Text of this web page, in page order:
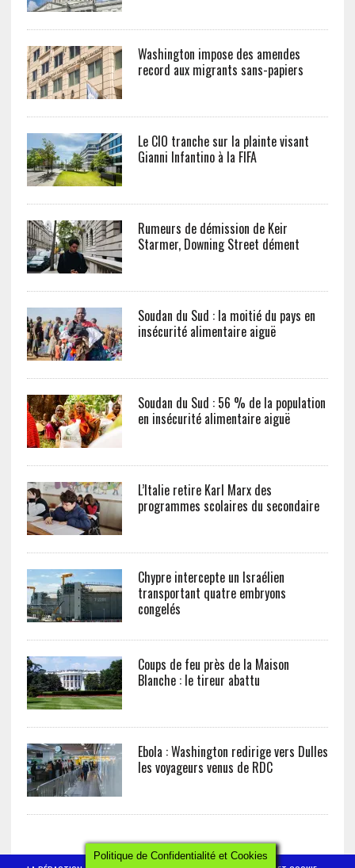
Washington impose des amendes
record aux migrants sans-papiers
Le CIO tranche sur la plainte visant
Gianni Infantino à la FIFA
Rumeurs de démission de Keir
Starmer, Downing Street dément
Soudan du Sud : la moitié du pays en
insécurité alimentaire aiguë
Soudan du Sud : 56 % de la population
en insécurité alimentaire aiguë
L’Italie retire Karl Marx des
programmes scolaires du secondaire
Chypre intercepte un Israélien
transportant quatre embryons
congelés
Coups de feu près de la Maison
Blanche : le tireur abattu
Ebola : Washington redirige vers Dulles
les voyageurs venus de RDC
Politique de Confidentialité et Cookies